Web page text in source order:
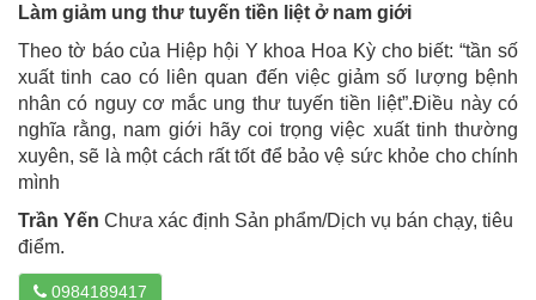
Làm giảm ung thư tuyến tiền liệt ở nam giới
Theo tờ báo của Hiệp hội Y khoa Hoa Kỳ cho biết: “tần số
xuất tinh cao có liên quan đến việc giảm số lượng bệnh
nhân có nguy cơ mắc ung thư tuyến tiền liệt”.Điều này có
nghĩa rằng, nam giới hãy coi trọng việc xuất tinh thường
xuyên, sẽ là một cách rất tốt để bảo vệ sức khỏe cho chính
mình
Trần Yến Chưa xác định Sản phẩm/Dịch vụ bán chạy, tiêu
điểm.
0984189417